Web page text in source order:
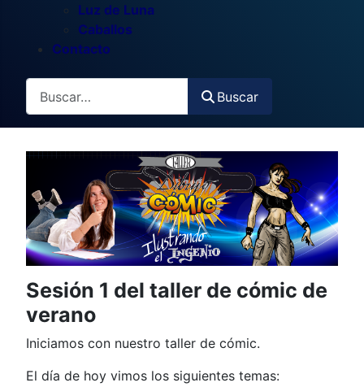
Luz de Luna
Caballos
Contacto
Buscar
Buscar
Sesión 1 del taller de cómic de
verano
Iniciamos con nuestro taller de cómic.
El día de hoy vimos los siguientes temas: